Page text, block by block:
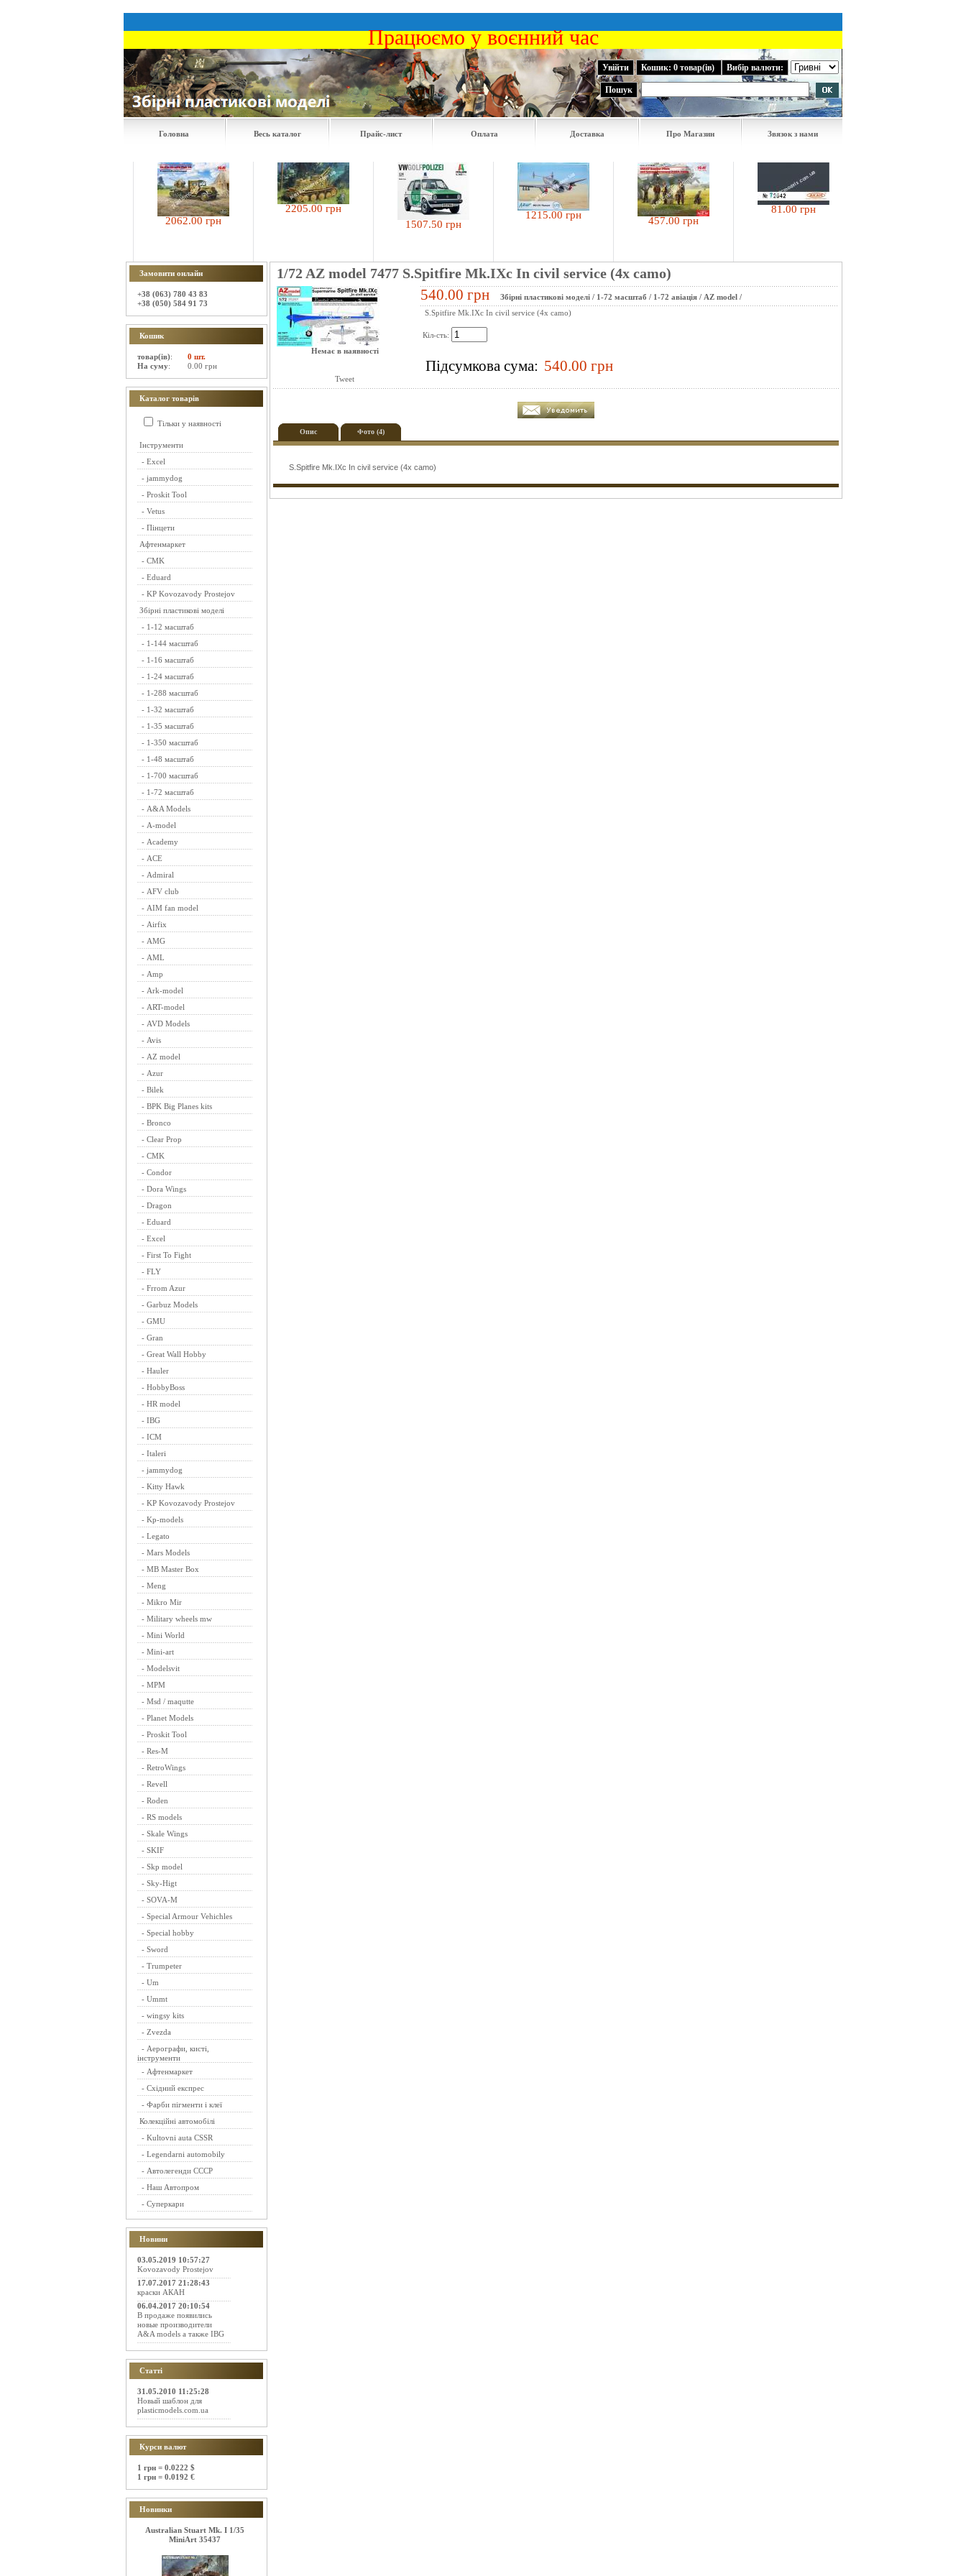
Працюємо у воєнний час
Увійти Кошик: 0 товар(ів) Вибір валюти:
Пошук
Головна Весь каталог Прайс-лист Оплата Доставка Про Магазин Звязок з нами
2062.00 грн
2205.00 грн
1507.50 грн
1215.00 грн 457.00 грн
81.00 грн
Замовити онлайн
+38 (063) 780 43 83
+38 (050) 584 91 73
Кошик
товар(ів):
0 шт.
На суму: 0.00 грн
Каталог товарів
Тільки у наявності
Інструменти
- Excel
- jammydog
- Proskit Tool
- Vetus
- Пінцети
Афтенмаркет
- CMK
- Eduard
- KP Kovozavody Prostejov
Збірні пластикові моделі
- 1-12 масштаб
- 1-144 масштаб
- 1-16 масштаб
- 1-24 масштаб
- 1-288 масштаб
- 1-32 масштаб
- 1-35 масштаб
- 1-350 масштаб
- 1-48 масштаб
- 1-700 масштаб
- 1-72 масштаб
- A&A Models
- A-model
- Academy
- ACE
- Admiral
- AFV club
- AIM fan model
- Airfix
- AMG
- AML
- Amp
- Ark-model
- ART-model
- AVD Models
- Avis
- AZ model
- Azur
- Bilek
- BPK Big Planes kits
- Bronco
- Clear Prop
- CMK
- Condor
- Dora Wings
- Dragon
- Eduard
- Excel
- First To Fight
- FLY
- Frrom Azur
- Garbuz Models
- GMU
- Gran
- Great Wall Hobby
- Hauler
- HobbyBoss
- HR model
- IBG
- ICM
- Italeri
- jammydog
- Kitty Hawk
- KP Kovozavody Prostejov
- Kp-models
- Legato
- Mars Models
- MB Master Box
- Meng
- Mikro Mir
- Military wheels mw
- Mini World
- Mini-art
- Modelsvit
- MPM
- Msd / maqutte
- Planet Models
- Proskit Tool
- Res-M
- RetroWings
- Revell
- Roden
- RS models
- Skale Wings
- SKIF
- Skp model
- Sky-Higt
- SOVA-M
- Special Armour Vehichles
- Special hobby
- Sword
- Trumpeter
- Um
- Ummt
- wingsy kits
- Zvezda
- Аерографи, кисті,
інструменти
- Афтенмаркет
- Східний експрес
- Фарби пігменти і клеї
Колекційні автомобілі
- Kultovni auta CSSR
- Legendarni automobily
- Автолегенди СССР
- Наш Автопром
- Суперкари
Новини
03.05.2019 10:57:27
Kovozavody Prostejov
17.07.2017 21:28:43
краски АКАН
06.04.2017 20:10:54
В продаже появились
новые производители
A&A models а также IBG
Статті
31.05.2010 11:25:28
Новый шаблон для
plasticmodels.com.ua
Курси валют
1 грн = 0.0222 $
1 грн = 0.0192 €
Новинки
Australian Stuart Mk. I 1/35
MiniArt 35437
1/72 AZ model 7477 S.Spitfire Mk.IXc In civil service (4x camo)
Немає в наявності
Tweet
540.00 грн Збірні пластикові моделі / 1-72 масштаб / 1-72 авіація / AZ model /
S.Spitfire Mk.IXc In civil service (4x camo)
Кіл-сть:
Підсумкова сума:
Опис Фото (4)
S.Spitfire Mk.IXc In civil service (4x camo)